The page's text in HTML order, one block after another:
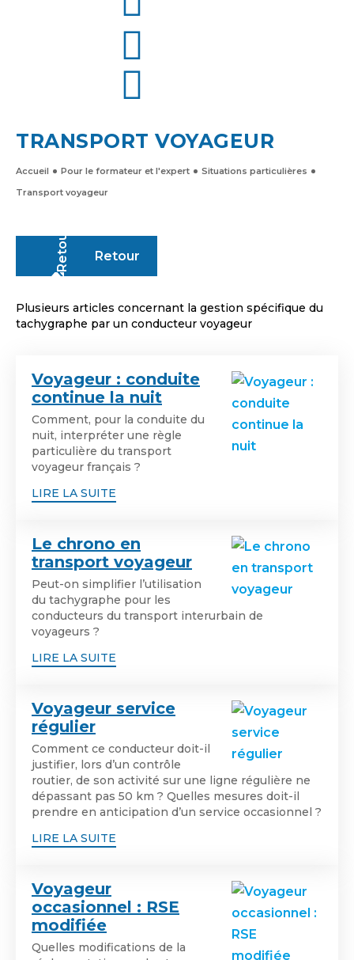
TRANSPORT VOYAGEUR
Accueil Pour le formateur et l'expert
Situations particulières
Transport voyageur
Retour
Plusieurs articles concernant la gestion spécifique du
tachygraphe par un conducteur voyageur
Voyageur : conduite
continue la nuit
Comment, pour la conduite du
nuit, interpréter une règle
particulière du transport
voyageur français ?
LIRE LA SUITE
Le chrono en
transport voyageur
Peut-on simplifier l’utilisation
du tachygraphe pour les
conducteurs du transport interurbain de
voyageurs ?
LIRE LA SUITE
Voyageur service
régulier
Comment ce conducteur doit-il
justifier, lors d’un contrôle
routier, de son activité sur une ligne régulière ne
dépassant pas 50 km ? Quelles mesures doit-il
prendre en anticipation d’un service occasionnel ?
LIRE LA SUITE
Voyageur
occasionnel : RSE
modifiée
Quelles modifications de la